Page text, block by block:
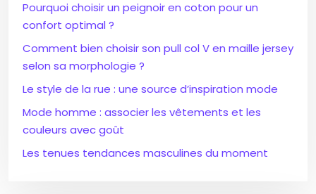
Pourquoi choisir un peignoir en coton pour un
confort optimal ?
Comment bien choisir son pull col V en maille jersey
selon sa morphologie ?
Le style de la rue : une source d’inspiration mode
Mode homme : associer les vêtements et les
couleurs avec goût
Les tenues tendances masculines du moment